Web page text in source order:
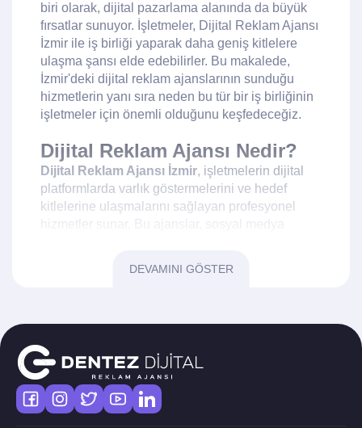
biri olarak, dijital pazarlama alanında da büyük
fırsatlar sunuyor. İşletmeler, Dijital Reklam Ajansı
İzmir ile iş birliği yaparak daha geniş kitlelere
ulaşma şansı elde edebilirler. Bu makalede,
İzmir'deki dijital reklam ajanslarının sunduğu
hizmetlerin yanı sıra neden bu tür bir iş birliğinin
işletmeler için önemli olduğunu keşfedeceğiz.
Dijital Reklam Ajansı Nedir?
Dijital Reklam Ajansı İzmir, işletmelerin dijital
platformlarda varlık göstermelerini ve hedef
kitlelerine ulaşmalarını sağlayan profesyonel
hizmetler sunar. Bu ajanslar, sosyal medya
optimizasyonu (SEO) ve daha pek çok alanda
uzmanlaşmıştır. Dijital reklam ajansları,
İzmir'de Dijital Reklam
Ajanslarının Önemi
İzmir, hem yerel hem de uluslararası işletmeler
için büyük bir potansiyele sahip. Şehirde yer alan
DEVAMINI GÖSTER